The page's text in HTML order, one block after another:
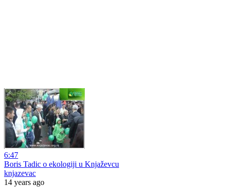
6:47
Boris Tadic o ekologiji u Knjaževcu
knjazevac
14 years ago